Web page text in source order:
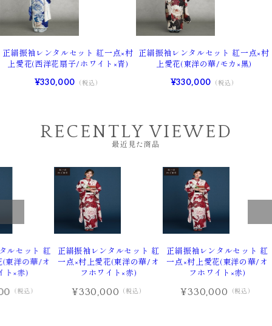
正絹振袖レンタルセット 紅一点×村
上愛花(西洋花扇子/ホワイト×青)
¥330,000 （税込）
正絹振袖レンタルセット 紅一点×村
上愛花(東洋の華/モカ×黒)
¥330,000 （税込）
RECENTLY VIEWED
最近見た商品
ルセット 紅
(東洋の華/オ
ト×赤)
（税込）
正絹振袖レンタルセット 紅
一点×村上愛花(東洋の華/オ
フホワイト×赤)
¥330,000 （税込）
正絹振袖レンタルセット 紅
一点×村上愛花(東洋の華/オ
フホワイト×赤)
¥330,000 （税込）